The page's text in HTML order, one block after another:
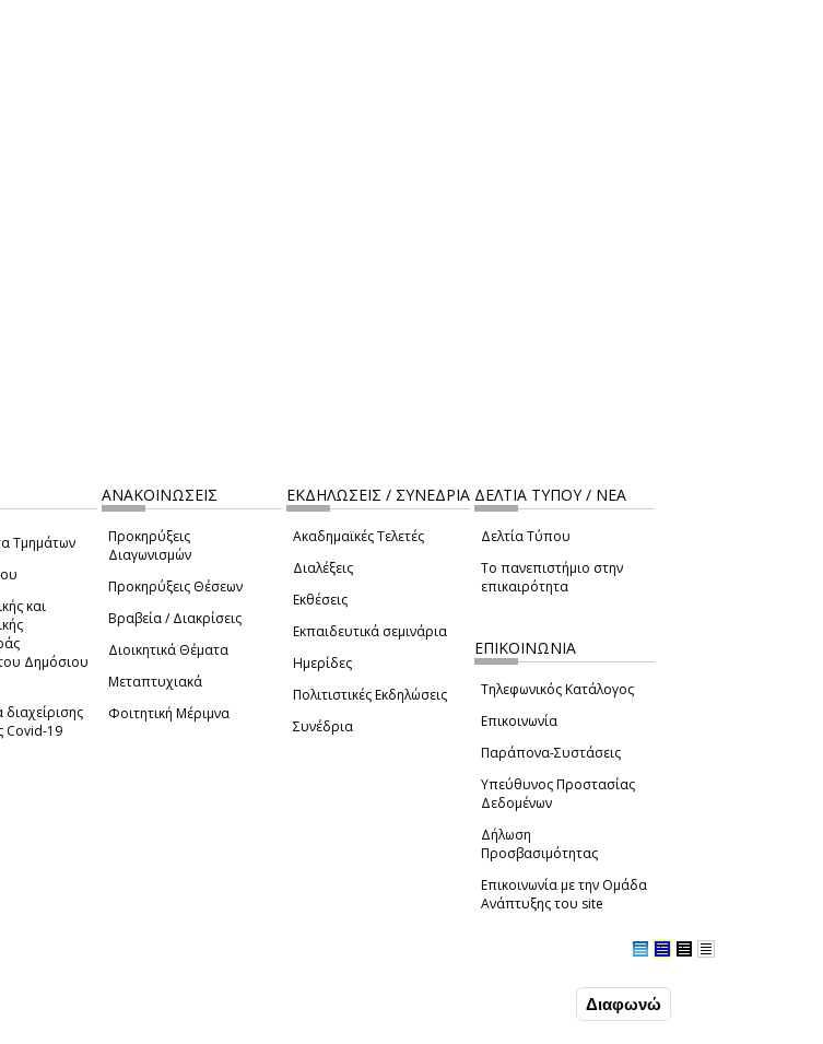
Τμημάτων
και
Δημόσιου
Covid-19
ΑΝΑΚΟΙΝΩΣΕΙΣ
Προκηρύξεις
Διαγωνισμών
Προκηρύξεις Θέσεων
Βραβεία / Διακρίσεις
Διοικητικά Θέματα
Μεταπτυχιακά
Φοιτητική Μέριμνα
ΕΚΔΗΛΩΣΕΙΣ / ΣΥΝΕΔΡΙΑ
Ακαδημαϊκές Τελετές
Διαλέξεις
Εκθέσεις
Εκπαιδευτικά σεμινάρια
Ημερίδες
Πολιτιστικές Εκδηλώσεις
Συνέδρια
ΔΕΛΤΙΑ ΤΥΠΟΥ / ΝΕΑ
Δελτία Τύπου
Το πανεπιστήμιο στην
επικαιρότητα
ΕΠΙΚΟΙΝΩΝΙΑ
Τηλεφωνικός Κατάλογος
Επικοινωνία
Παράπονα-Συστάσεις
Υπεύθυνος Προστασίας
Δεδομένων
Δήλωση
Προσβασιμότητας
Επικοινωνία με την Ομάδα
Ανάπτυξης του site
Διαφωνώ